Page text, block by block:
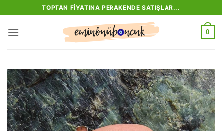
atla
TOPTAN FIYATINA PERAKENDE SATIŞLAR...
0